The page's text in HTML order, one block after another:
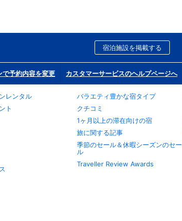
宿泊施設を掲載する
で予約内容を変更 カスタマーサービスのヘルプページへ
レンタル
ト
バラエティ豊かな宿タイプ
クチコミ
1ヶ月以上の滞在向けの宿
旅に関する記事
季節のセール＆休暇シーズンのセー
ル
Traveller Review Awards